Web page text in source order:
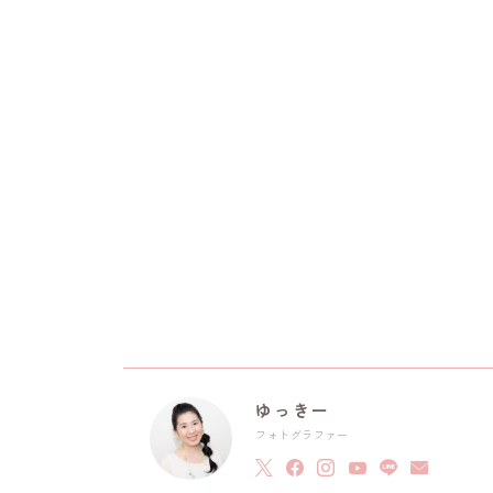
ゆっきー
フォトグラファー